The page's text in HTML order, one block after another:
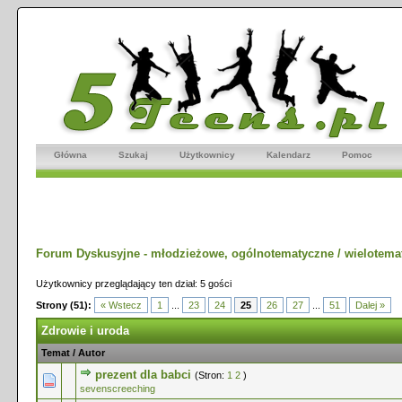
Główna Szukaj Użytkownicy Kalendarz Pomoc
Forum Dyskusyjne - młodzieżowe, ogólnotematyczne /
Użytkownicy przeglądający ten dział: 5 gości
Strony (51):
« Wstecz 1 23 24 25 26 27 51 Dalej »
Zdrowie i uroda
Temat / Autor
prezent dla babci (Stron: 1 2 )
sevenscreeching
0 głosów - średnia ocena: 0 na 5 gwiazdek
123 45